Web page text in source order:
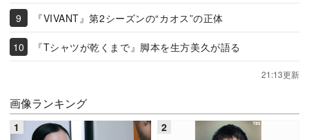
『VIVANT』第2シーズンの“カオス”の正体
『Tシャツが乾くまで』脚本を生方美久が語る
21:13更新
画像ランキング